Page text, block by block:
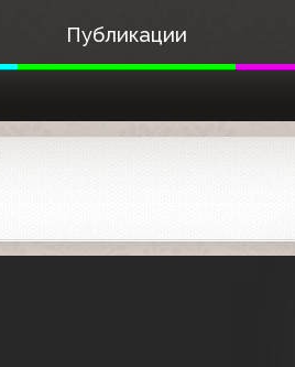
Публикации